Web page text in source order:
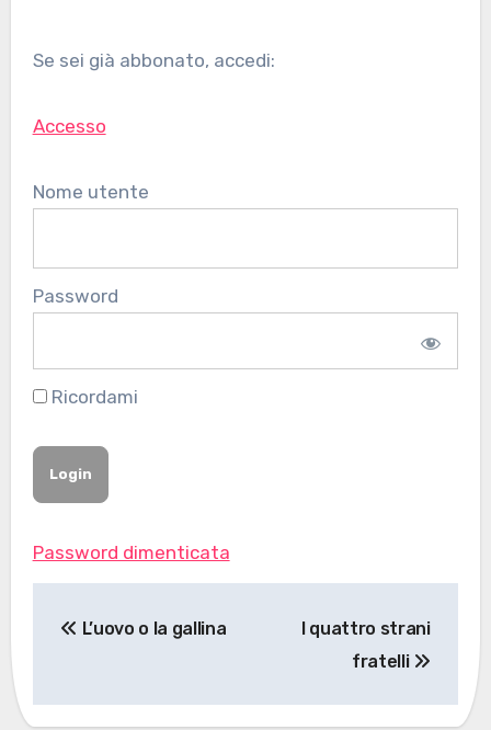
Se sei già abbonato, accedi:
Accesso
Nome utente
Password
Ricordami
Password dimenticata
L’uovo o la gallina
I quattro strani
fratelli